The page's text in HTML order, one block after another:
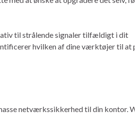
til strålende signaler tilfældigt i dit
hvilken af dine værktøjer til at
netværkssikkerhed til din kontor.